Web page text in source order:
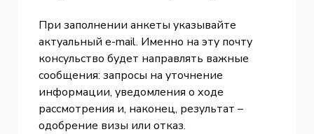
При заполнении анкеты указывайте
актуальный e-mail. Именно на эту почту
консульство будет направлять важные
сообщения: запросы на уточнение
информации, уведомления о ходе
рассмотрения и, наконец, результат –
одобрение визы или отказ.